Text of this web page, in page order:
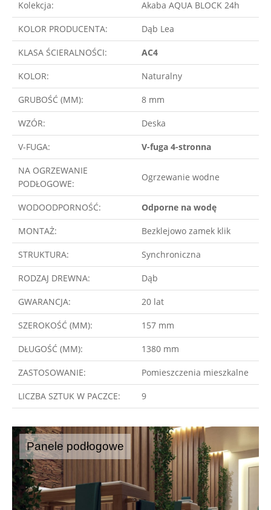
Kolekcja: Akaba AQUA BLOCK 24h
KOLOR PRODUCENTA: Dąb Lea
KLASA ŚCIERALNOŚCI: AC4
KOLOR: Naturalny
GRUBOŚĆ (MM): 8 mm
WZÓR: Deska
V-FUGA: V-fuga 4-stronna
NA OGRZEWANIE
PODŁOGOWE:
Ogrzewanie wodne
WODOODPORNOŚĆ: Odporne na wodę
MONTAŻ: Bezklejowo zamek klik
STRUKTURA: Synchroniczna
RODZAJ DREWNA: Dąb
GWARANCJA: 20 lat
SZEROKOŚĆ (MM): 157 mm
DŁUGOŚĆ (MM): 1380 mm
ZASTOSOWANIE: Pomieszczenia mieszkalne
LICZBA SZTUK W PACZCE: 9
Panele podłogowe